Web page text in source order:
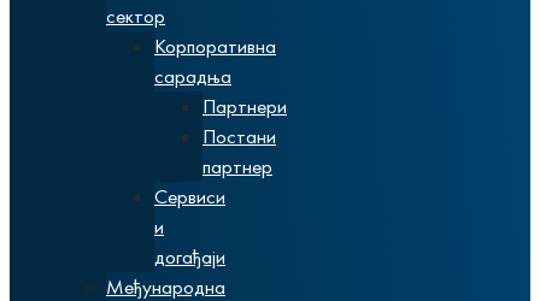
сектор
Корпоративна
сарадња
Партнери
Постани
партнер
Сервиси
и
догађаји
Међународна